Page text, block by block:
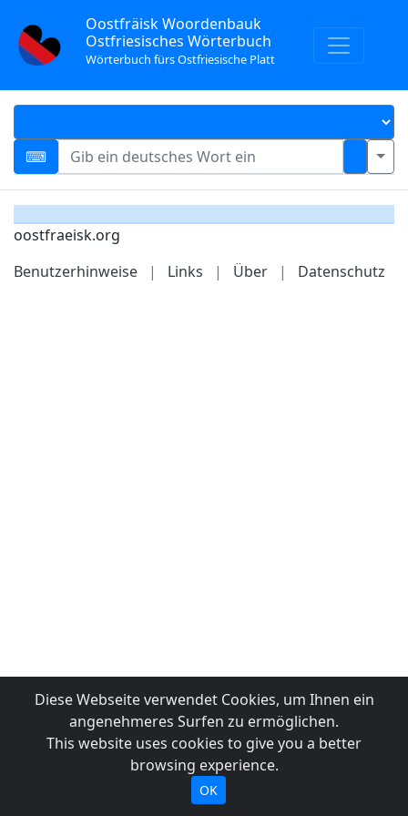
Oostfräisk Woordenbauk
Ostfriesisches Wörterbuch
Wörterbuch fürs Ostfriesische Platt
oostfraeisk.org
Benutzerhinweise
| Links | Über | Datenschutz
Diese Webseite verwendet Cookies, um Ihnen ein
angenehmeres Surfen zu ermöglichen.
This website uses cookies to give you a better
browsing experience.
OK